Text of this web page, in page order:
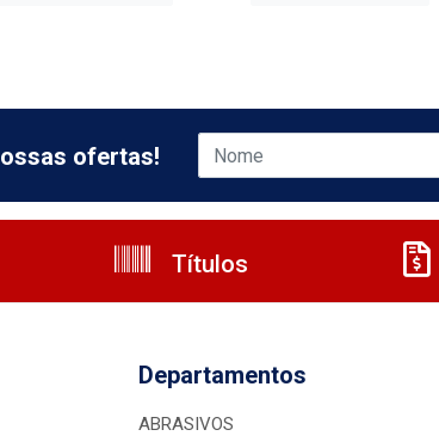
ofertas!
Títulos
Departamentos
ABRASIVOS